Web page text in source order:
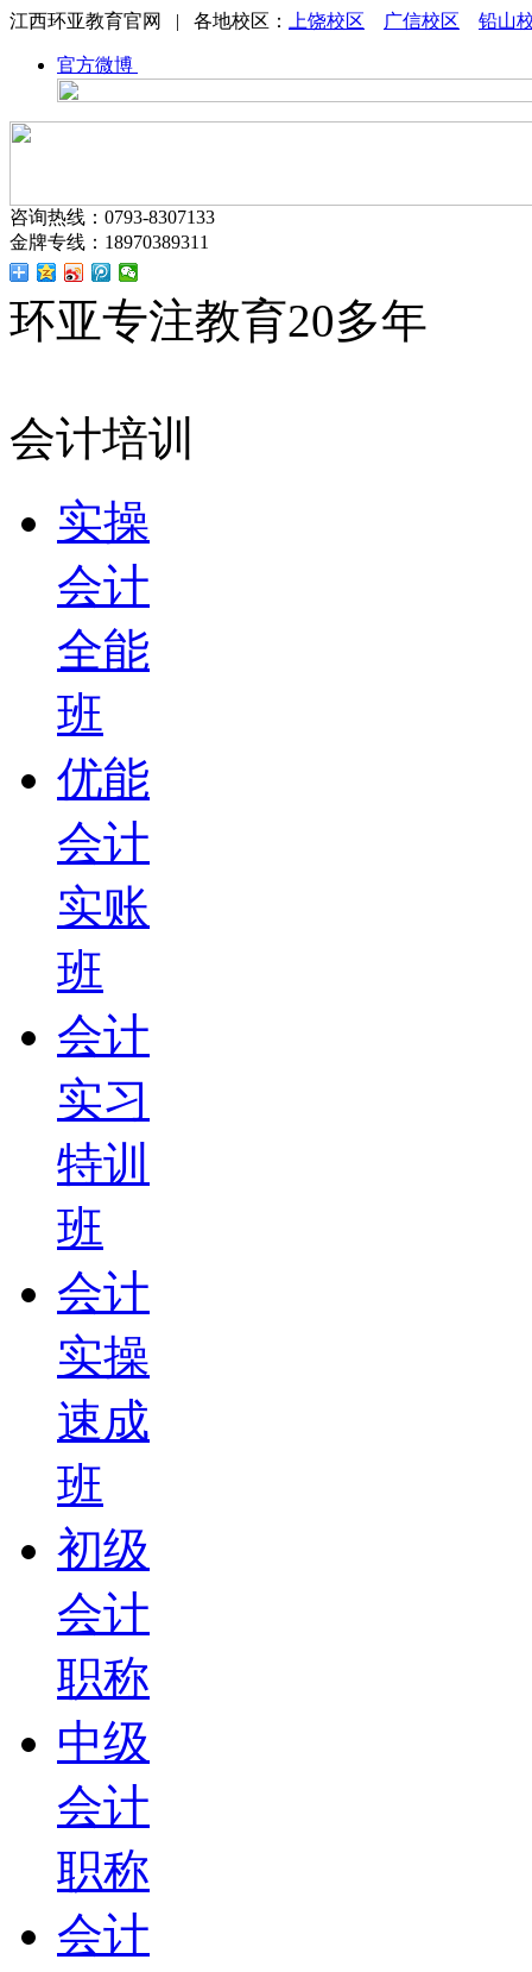
江西环亚教育官网 | 各地校区： 上饶校区 广信校区 铅山
官方微博
咨询热线：0793-8307133
金牌专线：18970389311
环亚专注教育20多年
会计培训
实操
会计
全能
班
优能
会计
实账
班
会计
实习
特训
班
会计
实操
速成
班
初级
会计
职称
中级
会计
职称
会计